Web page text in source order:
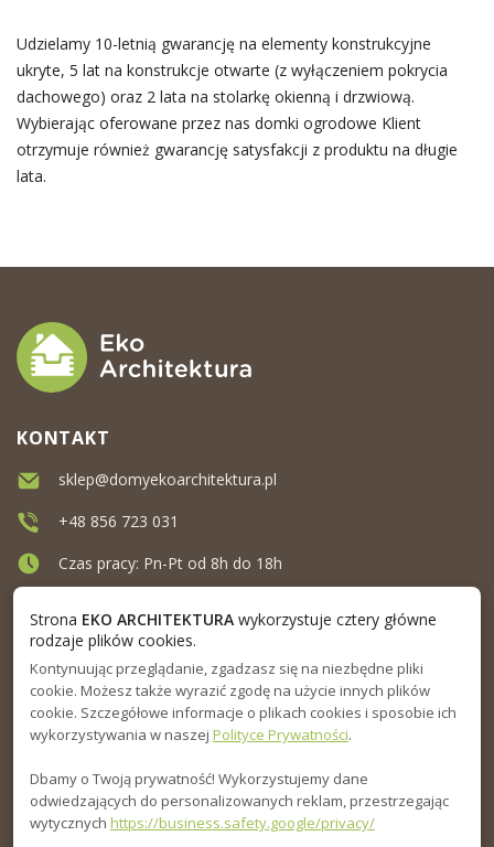
Udzielamy 10-letnią gwarancję na elementy konstrukcyjne
ukryte, 5 lat na konstrukcje otwarte (z wyłączeniem pokrycia
dachowego) oraz 2 lata na stolarkę okienną i drzwiową.
Wybierając oferowane przez nas domki ogrodowe Klient
otrzymuje również gwarancję satysfakcji z produktu na długie
lata.
MENU
INFORMACJA
PORADNIK
KONTAKT
sklep@domyekoarchitektura.pl
+48 856 723 031
Czas pracy: Pn-Pt od 8h do 18h
Strona EKO ARCHITEKTURAwykorzystuje cztery główne
rodzaje plików cookies.
Kontynuując przeglądanie, zgadzasz się na niezbędne pliki
cookie. Możesz także wyrazić zgodę na użycie innych plików
cookie. Szczegółowe informacje o plikach cookies i sposobie ich
wykorzystywania w naszej Polityce Prywatności.
Dbamy o Twoją prywatność! Wykorzystujemy dane
odwiedzających do personalizowanych reklam, przestrzegając
wytycznych https://business.safety.google/privacy/